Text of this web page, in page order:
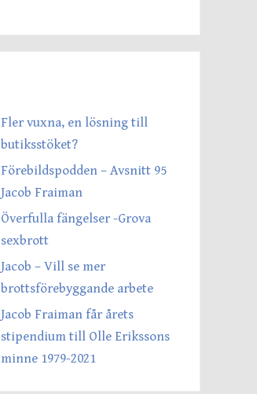
Fler vuxna, en lösning till
butiksstöket?
Förebildspodden – Avsnitt 95
Jacob Fraiman
Överfulla fängelser -Grova
sexbrott
Jacob – Vill se mer
brottsförebyggande arbete
Jacob Fraiman får årets
stipendium till Olle Erikssons
minne 1979-2021